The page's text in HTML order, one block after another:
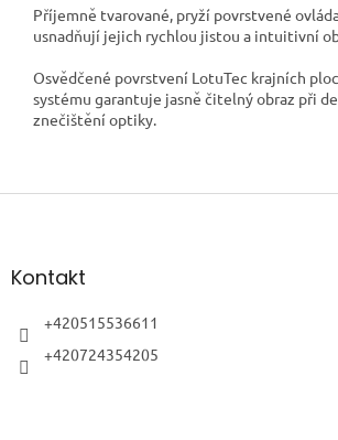
Příjemně tvarované, pryží povrstvené
usnadňují jejich rychlou jistou a intuitivní
Osvědčené povrstvení LotuTec krajních
systému garantuje jasně čitelný obraz při
znečištění optiky.
Z
aKontakt
+420515536611
+420724354205